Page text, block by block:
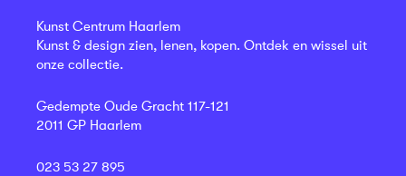
Kunst Centrum Haarlem
Kunst & design zien, lenen, kopen. Ontdek en wissel uit
onze collectie.
Gedempte Oude Gracht 117-121
2011 GP Haarlem
023 53 27 895